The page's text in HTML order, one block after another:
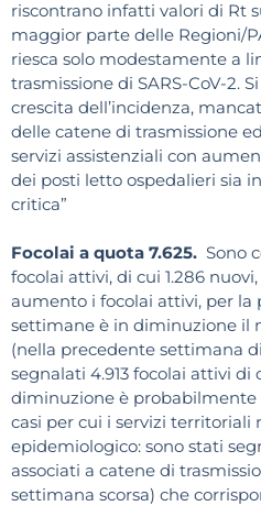
riscontrano infatti valori di Rt
maggior parte delle Regioni/
riesca solo modestamente a
trasmissione di SARS-CoV-2.
crescita dell’incidenza,
delle catene di trasmissione
servizi assistenziali con
dei posti letto ospedalieri sia
critica”
Focolai a quota 7.625. Sono
focolai attivi, di cui 1.286
aumento i focolai attivi, per la
settimane è in diminuzione il
(nella precedente settimana
segnalati 4.913 focolai attivi di
diminuzione è
casi per cui i servizi
epidemiologico: sono stati
associati a catene di
settimana scorsa) che